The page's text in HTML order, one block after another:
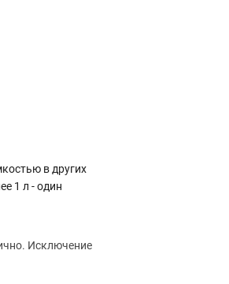
в других
1 л - один
Исключение